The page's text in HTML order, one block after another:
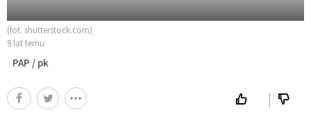
(fot. shutterstock.com)
9 lat temu
PAP / pk